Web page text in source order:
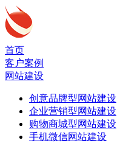
首页
客户案例
网站建设
创意品牌型网站建设
企业营销型网站建设
购物商城型网站建设
手机微信网站建设